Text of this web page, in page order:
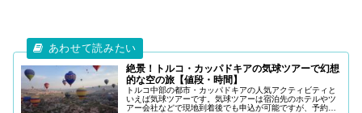
絶景！トルコ・カッパドキアの気球ツアーで幻想
的な空の旅【値段・時間】
トルコ中部の都市・カッパドキアの人気アクティビティと
いえば気球ツアーです。気球ツアーは宿泊先のホテルやツ
アー会社などで現地到着後でも申込が可能ですが、予約方